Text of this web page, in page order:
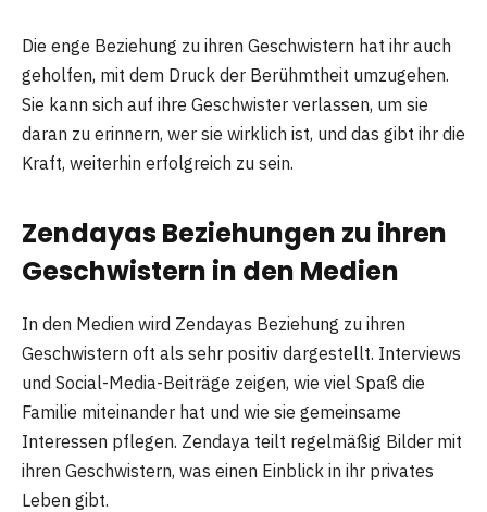
Die enge Beziehung zu ihren Geschwistern hat ihr auch
geholfen, mit dem Druck der Berühmtheit umzugehen.
Sie kann sich auf ihre Geschwister verlassen, um sie
daran zu erinnern, wer sie wirklich ist, und das gibt ihr die
Kraft, weiterhin erfolgreich zu sein.
Zendayas Beziehungen zu ihren
Geschwistern in den Medien
In den Medien wird Zendayas Beziehung zu ihren
Geschwistern oft als sehr positiv dargestellt. Interviews
und Social-Media-Beiträge zeigen, wie viel Spaß die
Familie miteinander hat und wie sie gemeinsame
Interessen pflegen. Zendaya teilt regelmäßig Bilder mit
ihren Geschwistern, was einen Einblick in ihr privates
Leben gibt.